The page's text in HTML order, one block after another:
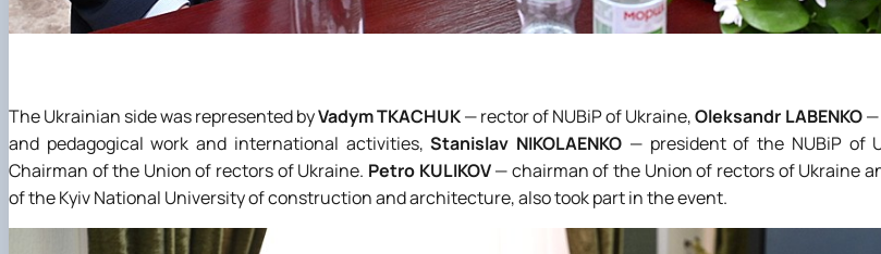
The Ukrainian side was represented byVadym TKACHUK— rector of NUBiP of Ukraine,Oleksandr LABENKO—
and pedagogical work and international activities,Stanislav NIKOLAENKO — president of the NUBiP of
Chairman of the Union of rectors of Ukraine. Petro KULIKOV— chairman of the Union of rectors of Ukraine
of the Kyiv National University of construction and architecture, also took part in the event.